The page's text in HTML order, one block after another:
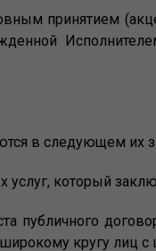
принятием
в следующем их
который
публичного
кругу лиц с